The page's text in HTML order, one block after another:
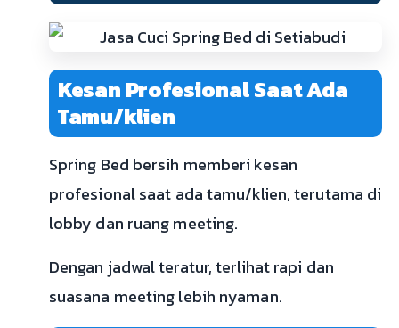
Kesan Profesional Saat Ada
Tamu/klien
Spring Bed bersih memberi kesan
profesional saat ada tamu/klien, terutama di
lobby dan ruang meeting.
Dengan jadwal teratur, terlihat rapi dan
suasana meeting lebih nyaman.